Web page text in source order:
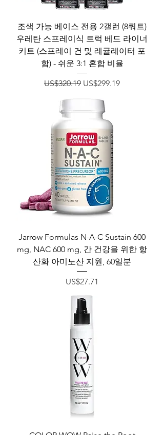
조색 가능 베이스 전용 2갤런 (8쿼트)
우레탄 스프레이식 트럭 베드 라이너
키트 (스프레이 건 및 레귤레이터 포
함) - 쉬운 3:1 혼합 비율
일반가
US$320.19 할인가
US$299.19
Jarrow Formulas N-A-C Sustain 600
mg, NAC 600 mg, 간 건강을 위한 항
산화 아미노산 지원, 60일분
가격
US$27.71